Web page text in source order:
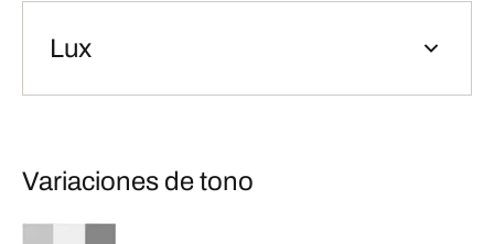
Lux
Variaciones de tono